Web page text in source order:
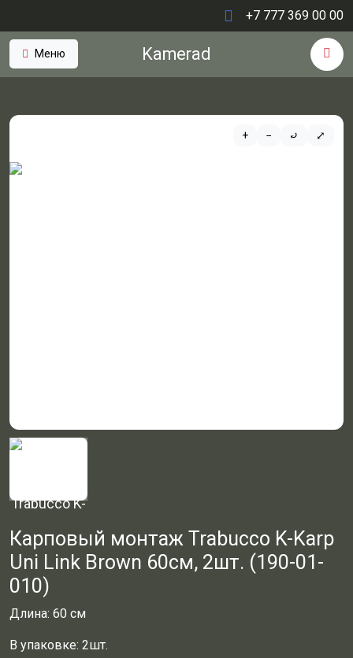
+7 777 369 00 00
Меню Kamerad
+ − ⤾ ⤢
Карповый монтаж Trabucco K-Karp
Uni Link Brown 60см, 2шт. (190-01-
010)
Длина: 60 см
В упаковке: 2шт.